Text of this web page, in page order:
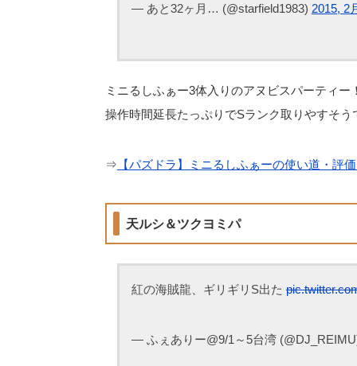
— あと32ヶ月… (@starfield1983) 2015, 2
ミニるしふぁー3体入りのアヌビスパーティー！
操作時間延長たっぷりでSランク取りやすそう
⇒ 【パズドラ】ミニるしふぁーの使い道・評
天ルシ＆ツクヨミパ
紅の海賊龍、ギリギリS出た
— ふぇありー@9/1～5台湾